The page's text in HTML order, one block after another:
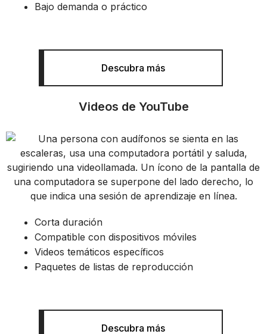
Bajo demanda o práctico
Descubra más
Videos de YouTube
Corta duración
Compatible con dispositivos móviles
Videos temáticos específicos
Paquetes de listas de reproducción
Descubra más